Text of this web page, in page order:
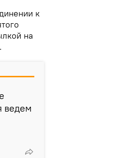
к
на
ведем